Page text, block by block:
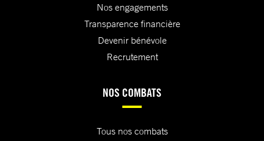
Nos engagements
Transparence financière
Devenir bénévole
Recrutement
NOS COMBATS
Tous nos combats